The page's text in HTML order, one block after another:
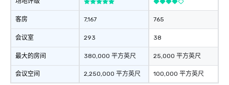
客房
会议室
最大的房间
会议空间
7,167
293
380,000 平方英尺
2,250,000 平方英尺
765
38
25,000 平方英尺
100,000 平方英尺